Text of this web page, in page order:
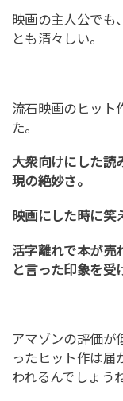
映画の主人公でも
とも清々しい。
流石映画のヒット
た。
大衆向けにした読
現の絶妙さ。
映画にした時に笑
活字離れで本が売
と言った印象を受
アマゾンの評価が
ったヒット作は届
われるんでしょう